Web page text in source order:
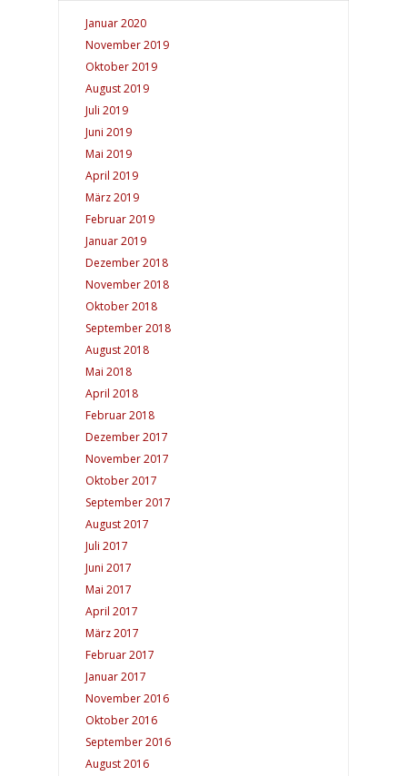
Januar 2020
November 2019
Oktober 2019
August 2019
Juli 2019
Juni 2019
Mai 2019
April 2019
März 2019
Februar 2019
Januar 2019
Dezember 2018
November 2018
Oktober 2018
September 2018
August 2018
Mai 2018
April 2018
Februar 2018
Dezember 2017
November 2017
Oktober 2017
September 2017
August 2017
Juli 2017
Juni 2017
Mai 2017
April 2017
März 2017
Februar 2017
Januar 2017
November 2016
Oktober 2016
September 2016
August 2016